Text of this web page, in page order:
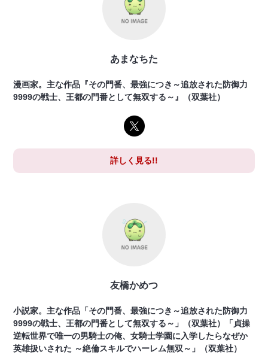
あまなちた
漫画家。主な作品『その門番、最強につき～追放された防御力
9999の戦士、王都の門番として無双する～』（双葉社）
詳しく見る!!
友橋かめつ
小説家。主な作品「その門番、最強につき～追放された防御力
9999の戦士、王都の門番として無双する～」（双葉社）「貞操
逆転世界で唯一の男騎士の俺、女騎士学園に入学したらなぜか
英雄扱いされた ～絶倫スキルでハーレム無双～」（双葉社）